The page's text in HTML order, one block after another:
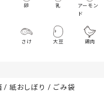
卵 乳
アーモン
ド
さけ 大豆 鶏肉
/ 紙おしぼり / ごみ袋